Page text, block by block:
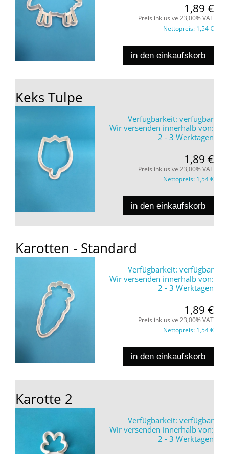
1,89 €
Preis inklusive 23,00% VAT
Nettopreis: 1,54 €
in den einkaufskorb
Keks Tulpe
Verfügbarkeit: verfügbar
Wir versenden innerhalb von:
2 - 3 Werktagen
1,89 €
Preis inklusive 23,00% VAT
Nettopreis: 1,54 €
in den einkaufskorb
Karotten - Standard
Verfügbarkeit: verfügbar
Wir versenden innerhalb von:
2 - 3 Werktagen
1,89 €
Preis inklusive 23,00% VAT
Nettopreis: 1,54 €
in den einkaufskorb
Karotte 2
Verfügbarkeit: verfügbar
Wir versenden innerhalb von:
2 - 3 Werktagen